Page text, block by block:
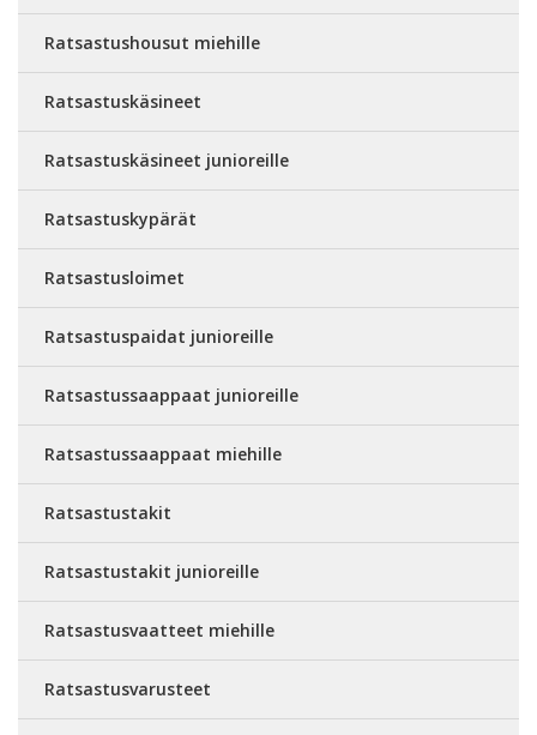
Ratsastushousut miehille
Ratsastuskäsineet
Ratsastuskäsineet junioreille
Ratsastuskypärät
Ratsastusloimet
Ratsastuspaidat junioreille
Ratsastussaappaat junioreille
Ratsastussaappaat miehille
Ratsastustakit
Ratsastustakit junioreille
Ratsastusvaatteet miehille
Ratsastusvarusteet